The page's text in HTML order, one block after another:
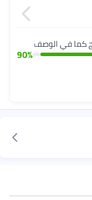
كما في الوصف
90%